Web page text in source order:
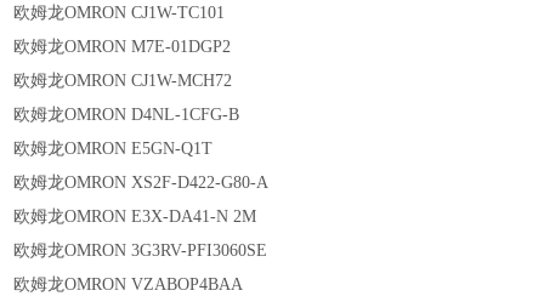
欧姆龙OMRON CJ1W-TC101
欧姆龙OMRON M7E-01DGP2
欧姆龙OMRON CJ1W-MCH72
欧姆龙OMRON D4NL-1CFG-B
欧姆龙OMRON E5GN-Q1T
欧姆龙OMRON XS2F-D422-G80-A
欧姆龙OMRON E3X-DA41-N 2M
欧姆龙OMRON 3G3RV-PFI3060SE
欧姆龙OMRON VZABOP4BAA